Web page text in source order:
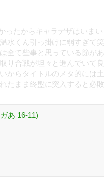
ったからキャラデザはいまい
水くん引っ掛けに弱すぎて笑
全て些事と思っている節があ
り合戦が坦々と進んでいて良
からタイトルのメタ的には土
たまま終盤に突入すると必敗
あ 16-11)